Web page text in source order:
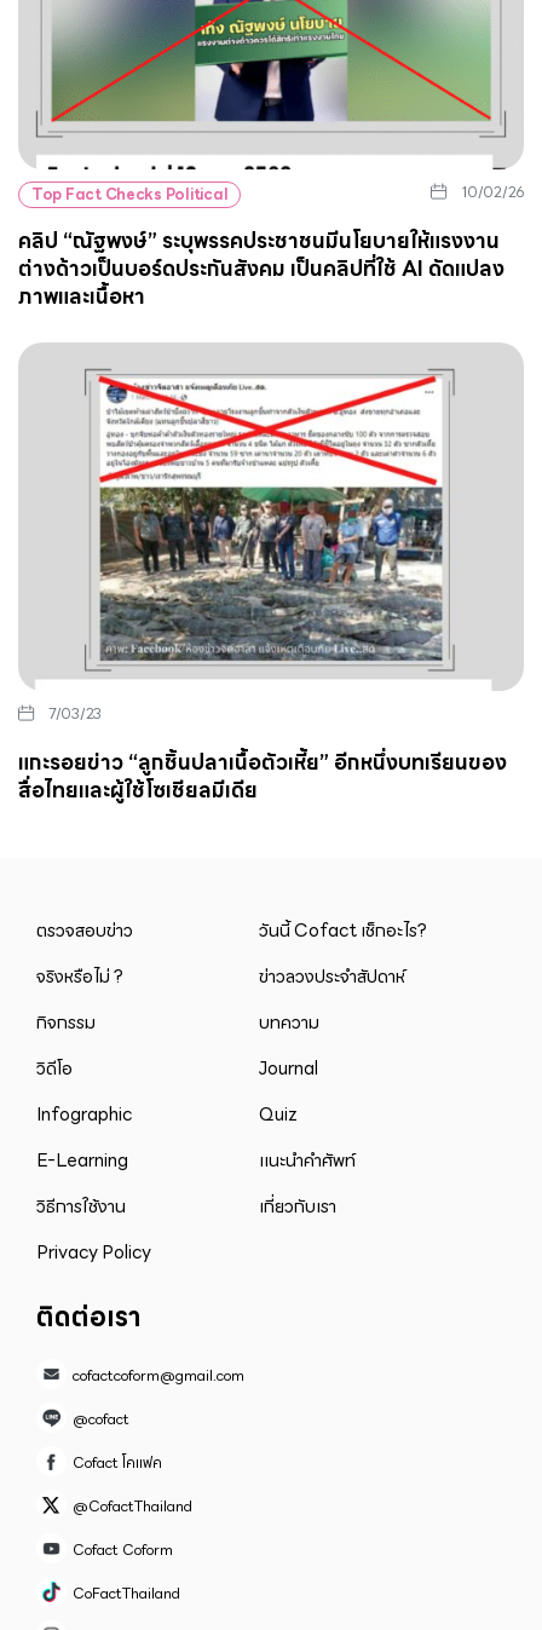
Top Fact Checks Political 10/02/26
คลิป “ณัฐพงษ์” ระบุพรรคประชาชนมีนโยบายให้แรงงาน
ต่างด้าวเป็นบอร์ดประกันสังคม เป็นคลิปที่ใช้ AI ดัดแปลง
ภาพและเนื้อหา
7/03/23
แกะรอยข่าว “ลูกชิ้นปลาเนื้อตัวเหี้ย” อีกหนึ่งบทเรียนของ
สื่อไทยและผู้ใช้โซเชียลมีเดีย
ตรวจสอบข่าว
วันนี้ Cofact เช็กอะไร?
จริงหรือไม่ ?
ข่าวลวงประจำสัปดาห์
กิจกรรม
บทความ
วิดีโอ
Journal
Infographic
Quiz
E-Learning
แนะนำคำศัพท์
วิธีการใช้งาน
เกี่ยวกับเรา
Privacy Policy
ติดต่อเรา
cofactcoform@gmail.com
@cofact
Cofact โคแฟค
@CofactThailand
Cofact Coform
CoFactThailand